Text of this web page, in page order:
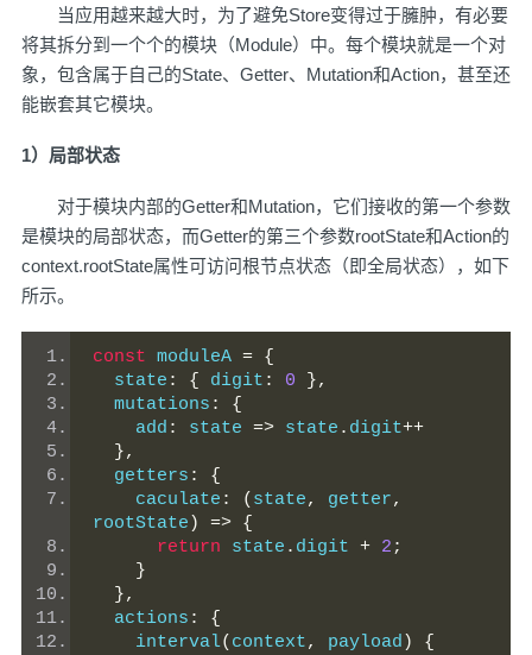
当应用越来越大时，为了避免Store变得过于臃肿，有必要
将其拆分到一个个的模块（Module）中。每个模块就是一个对
象，包含属于自己的State、Getter、Mutation和Action，甚至还
能嵌套其它模块。
1）局部状态
对于模块内部的Getter和Mutation，它们接收的第一个参数
是模块的局部状态，而Getter的第三个参数rootState和Action的
context.rootState属性可访问根节点状态（即全局状态），如下
所示。
const moduleA = {
  state
: { digit : 0
},
  mutations
:
{
    add
: state => state . digit++
},
  getters
:
{
    caculate
: ( state, getter,
rootState ) => {
return state . digit + 2;
}
},
  actions
:
{
    interval
( context, payload )
{